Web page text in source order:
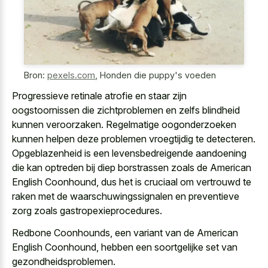
Bron: pexels.com Honden die puppy's voeden
Progressieve retinale atrofie en staar zijn
oogstoornissen die zichtproblemen en zelfs blindheid
kunnen veroorzaken. Regelmatige oogonderzoeken
kunnen helpen deze problemen vroegtijdig te detecteren.
Opgeblazenheid is een levensbedreigende aandoening
die kan optreden bij diep borstrassen zoals de American
English Coonhound, dus het is cruciaal om vertrouwd te
raken met de waarschuwingssignalen en preventieve
zorg zoals gastropexieprocedures.
Redbone Coonhounds, een variant van de American
English Coonhound, hebben een soortgelijke set van
gezondheidsproblemen.